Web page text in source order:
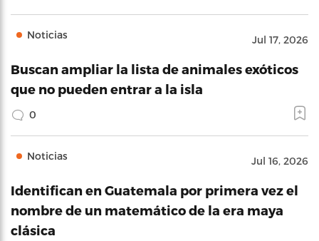
Noticias Jul 17, 2026
Buscan ampliar la lista de animales exóticos
que no pueden entrar a la isla
0
Noticias Jul 16, 2026
Identifican en Guatemala por primera vez el
nombre de un matemático de la era maya
clásica